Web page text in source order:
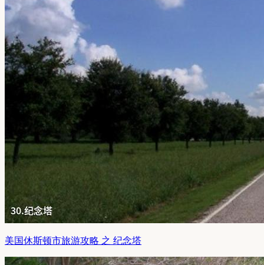
美国休斯顿市旅游攻略 之 纪念塔